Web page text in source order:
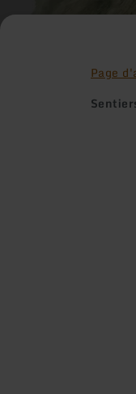
Page